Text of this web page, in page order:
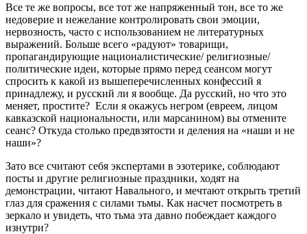
Все те же вопросы, все тот же напряженный тон, все то же
недоверие и нежелание контролировать свои эмоции,
нервозность, часто с использованием не литературных
выражений. Больше всего «радуют» товарищи,
пропагандирующие националистические/ религиозные/
политические идеи, которые прямо перед сеансом могут
спросить к какой из вышеперечисленных конфессий я
принадлежу, и русский ли я вообще. Да русский, но что это
меняет, простите? Если я окажусь негром (евреем, лицом
кавказской национальности, или марсанином) вы отмените
сеанс? Откуда столько предвзятости и деления на «наши и не
наши»?
Зато все считают себя экспертами в эзотерике, соблюдают
посты и другие религиозные праздники, ходят на
демонстрации, читают Навального, и мечтают открыть третий
глаз для сражения с силами тьмы. Как насчет посмотреть в
зеркало и увидеть, что тьма эта давно побеждает каждого
изнутри?